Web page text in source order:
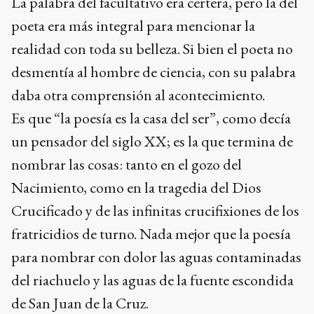
poeta era más integral para mencionar la
realidad con toda su belleza. Si bien el poeta no
desmentía al hombre de ciencia, con su palabra
daba otra comprensión al acontecimiento.
Es que “la poesía es la casa del ser”, como decía
un pensador del siglo XX; es la que termina de
nombrar las cosas: tanto en el gozo del
Nacimiento, como en la tragedia del Dios
Crucificado y de las infinitas crucifixiones de los
fratricidios de turno. Nada mejor que la poesía
para nombrar con dolor las aguas contaminadas
del riachuelo y las aguas de la fuente escondida
de San Juan de la Cruz.